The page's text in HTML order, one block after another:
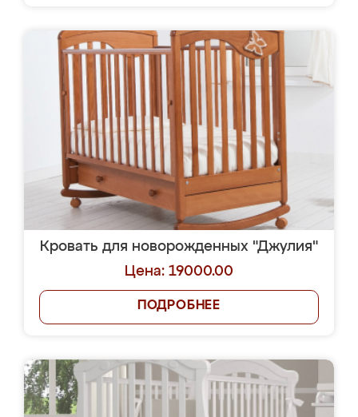
Кровать для новорожденных "Джулия"
Цена: 19000.00
ПОДРОБНЕЕ